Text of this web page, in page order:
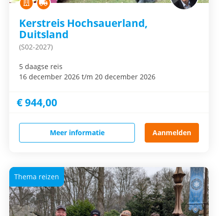
Kerstreis Hochsauerland,
Duitsland
(S02-2027)
5 daagse reis
16 december 2026 t/m 20 december 2026
€ 944,00
Meer informatie Aanmelden
Thema reizen